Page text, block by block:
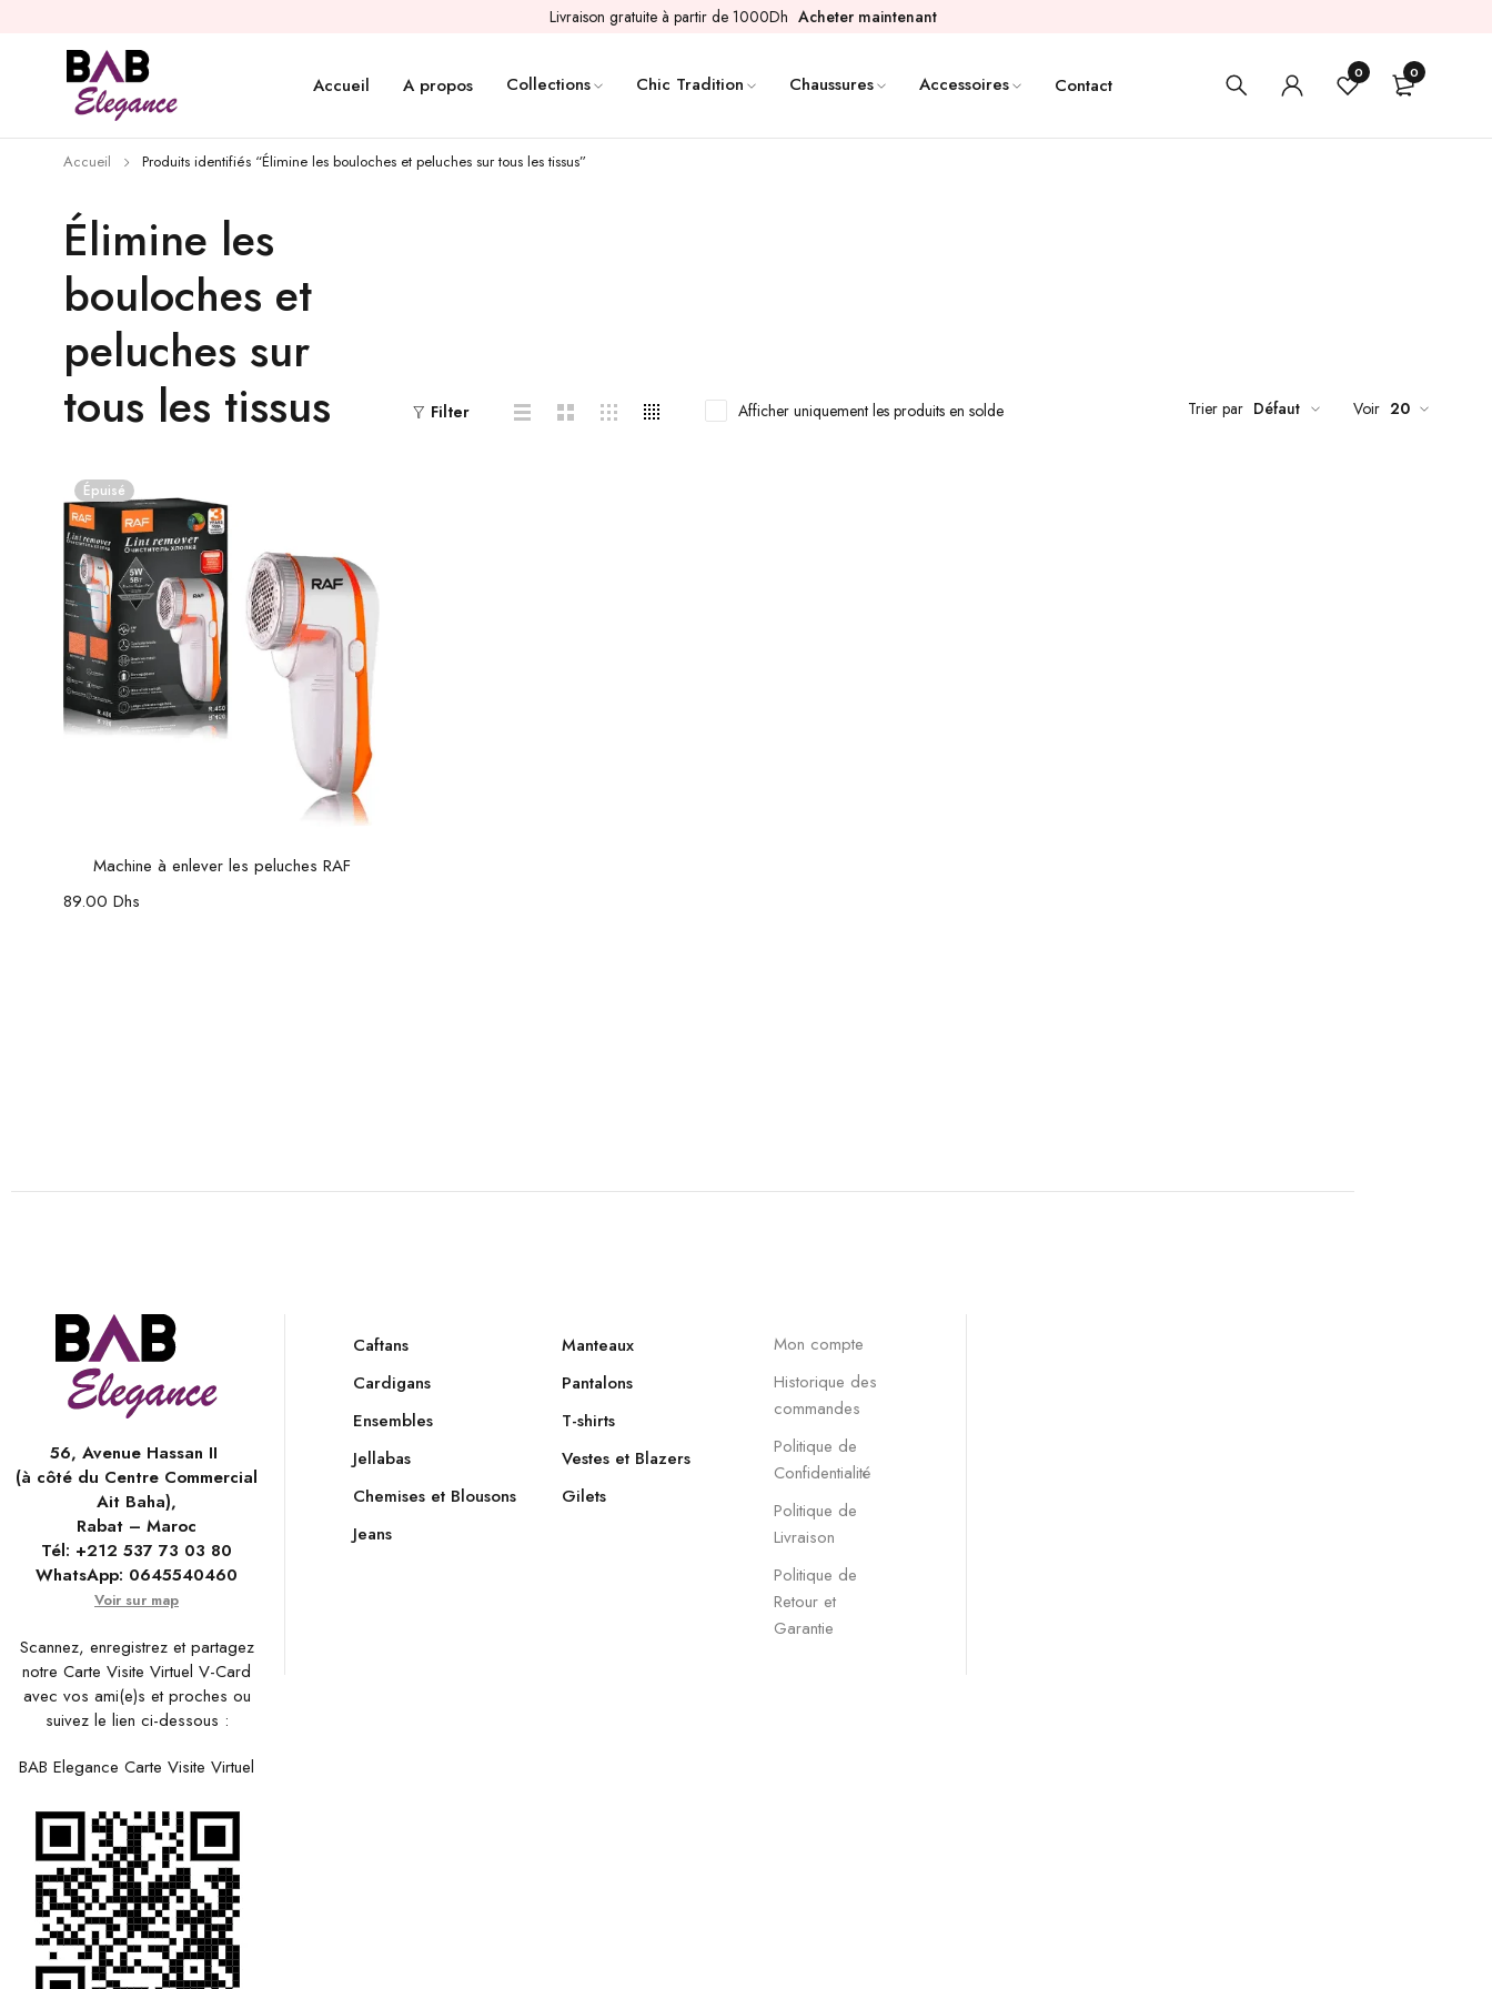
Livraison gratuite à partir de 1000Dh Acheter maintenant
Accueil A propos Collections Chic Tradition Chaussures Accessoires Contact
0 0
Élimine les
bouloches et
peluches sur
tous les tissus
Accueil Produits identifiés “Élimine les bouloches et peluches sur tous les tissus”
Filter Trier par Défaut
Afficher uniquement les produits en solde Voir 20
Épuisé
Lire la suite
Machine à enlever les peluches RAF
89.00 Dhs
56, Avenue Hassan II
(à côté du Centre Commercial
Ait Baha),
Rabat – Maroc
Tél: +212 537 73 03 80
WhatsApp: 0645540460
Voir sur map
Scannez, enregistrez et partagez
notre Carte Visite Virtuel V-Card
avec vos ami(e)s et proches ou
suivez le lien ci-dessous :
BAB Elegance Carte Visite Virtuel
Caftans
Cardigans
Ensembles
Jellabas
Chemises et Blousons
Jeans
Manteaux
Pantalons
T-shirts
Vestes et Blazers
Gilets
Mon compte
Historique des
commandes
Politique de
Confidentialité
Politique de
Livraison
Politique de
Retour et
Garantie